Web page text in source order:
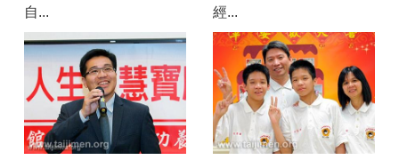
自...
經...